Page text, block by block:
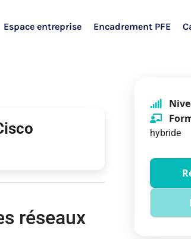
Espace entreprise Encadrement PFE
réseaux
hybride